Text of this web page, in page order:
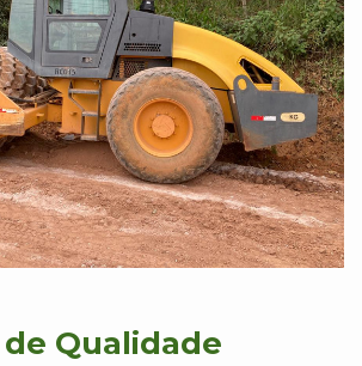
Qualidade